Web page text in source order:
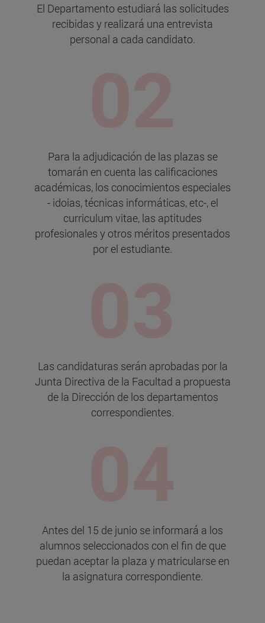
El Departamento estudiará las solicitudes
recibidas y realizará una entrevista
personal a cada candidato.
Para la adjudicación de las plazas se
tomarán en cuenta las calificaciones
académicas, los conocimientos especiales
- idoias, técnicas informáticas, etc-, el
curriculum vitae, las aptitudes
profesionales y otros méritos presentados
por el estudiante.
Las candidaturas serán aprobadas por la
Junta Directiva de la Facultad a propuesta
de la Dirección de los departamentos
correspondientes.
Antes del 15 de junio se informará a los
alumnos seleccionados con el fin de que
puedan aceptar la plaza y matricularse en
la asignatura correspondiente.